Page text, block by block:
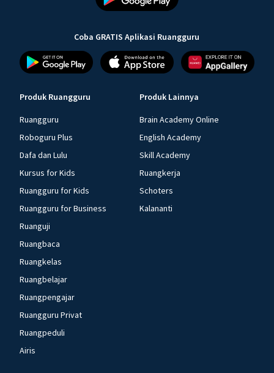
Coba GRATIS Aplikasi Ruangguru
Produk Ruangguru
Ruangguru
Roboguru Plus
Dafa dan Lulu
Kursus for Kids
Ruangguru for Kids
Ruangguru for Business
Ruanguji
Ruangbaca
Ruangkelas
Ruangbelajar
Ruangpengajar
Ruangguru Privat
Ruangpeduli
Airis
Produk Lainnya
Brain Academy Online
English Academy
Skill Academy
Ruangkerja
Schoters
Kalananti